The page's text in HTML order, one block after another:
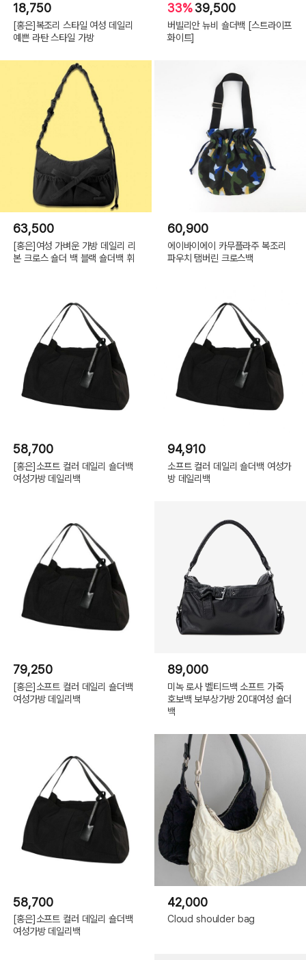
18,750
[홍은]복조리 스타일 여성 데일리
예쁜 라탄 스타일 가방
33%39,500
버빌리안 뉴비 숄더백 [스트라이프
화이트]
63,500
[홍은]여성 가벼운 가방 데일리 리
본 크로스 숄더 백 블랙 숄더백 휘
60,900
에이바이에이 카무플라주 복조리
파우치 탬버린 크로스백
58,700
[홍은]소프트 컬러 데일리 숄더백
여성가방 데일리백
94,910
소프트 컬러 데일리 숄더백 여성가
방 데일리백
79,250
[홍은]소프트 컬러 데일리 숄더백
여성가방 데일리백
89,000
미녹 로사 벨티드백 소프트 가죽
호보백 보부상가방 20대여성 숄더
백
58,700
[홍은]소프트 컬러 데일리 숄더백
여성가방 데일리백
42,000
Cloud shoulder bag